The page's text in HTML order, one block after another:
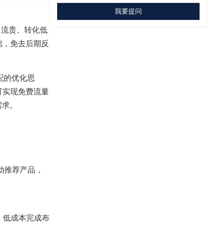
贵、转化低
免去后期反
的优化思
实现免费流量
。
荐产品，
低成本完成布
我要提问